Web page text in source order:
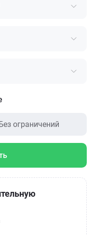
ограничений